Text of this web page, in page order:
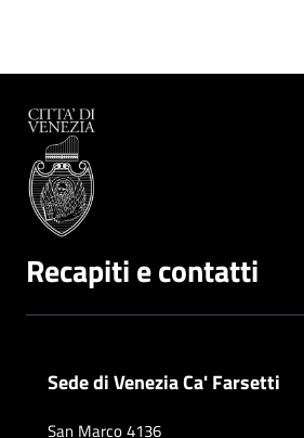
Recapiti e contatti
Sede di Venezia Ca' Farsetti
San Marco 4136